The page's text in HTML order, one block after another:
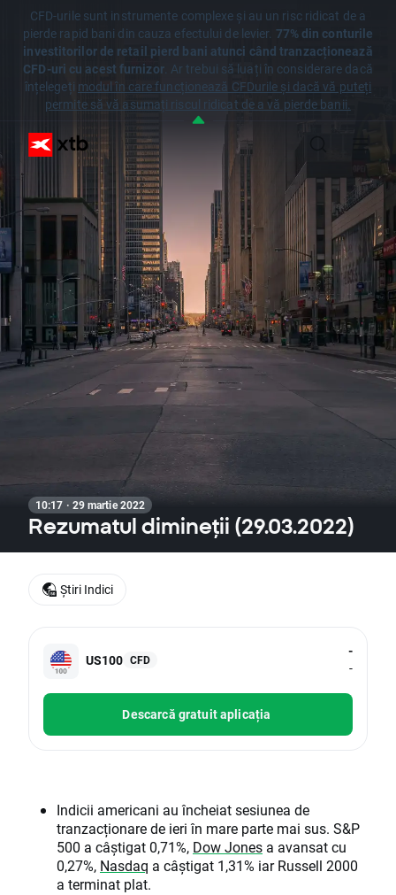
CFD-urile sunt instrumente complexe și au un risc ridicat de a
pierde rapid bani din cauza efectului de levier. 77% din conturile
investitorilor de retail pierd bani atunci când tranzacționează
CFD-uri cu acest furnizor. Ar trebui să luați în considerare dacă
înțelegeți modul în care funcționează CFDurile și dacă vă puteți
permite să vă asumați riscul ridicat de a vă pierde banii.
10:17 · 29 martie 2022
Rezumatul dimineții (29.03.2022)
US100 CFD
-
-
Descarcă gratuit aplicația
Indicii americani au încheiat sesiunea de
tranzacționare de ieri în mare parte mai sus. S&P
500 a câștigat 0,71%, Dow Jones a avansat cu
0,27%, Nasdaq a câștigat 1,31% iar Russell 2000
a terminat plat.
Știri Indici